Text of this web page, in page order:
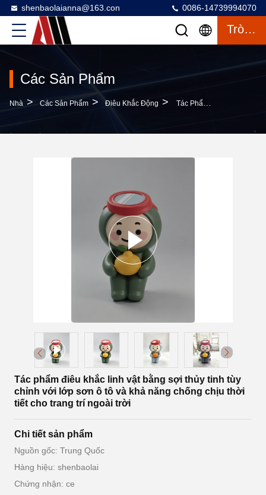
shenbaolaianna@163.con 0086-14739994070
Trò Chuyện
Các Sản Phẩm
Nhà > Các Sản Phẩm > Điêu Khắc Động > Tác Phẩm Điêu Khắc Linh Vật Bằng Sợi Thủy Tinh Tùy Chỉnh Với Lớp Sơn Ô Tô Và Khả Năng Chống Chịu Thời Tiết Cho Trang Trí Ngoài Trời
Tác phẩm điêu khắc linh vật bằng sợi thủy tinh tùy
chỉnh với lớp sơn ô tô và khả năng chống chịu thời
tiết cho trang trí ngoài trời
Chi tiết sản phẩm
Nguồn gốc: Trung Quốc
Hàng hiệu: shenbaolai
Chứng nhận: ce